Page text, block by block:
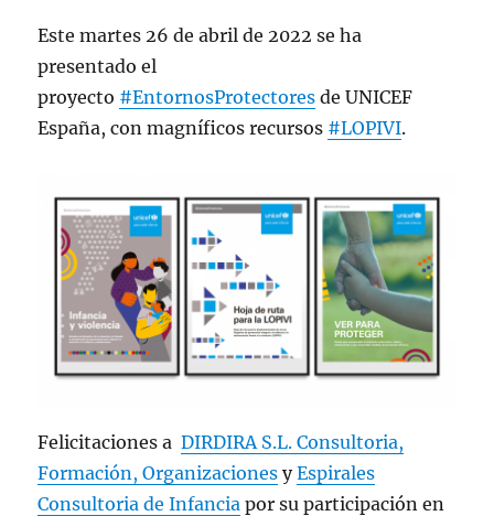
Este martes 26 de abril de 2022 se ha
presentado el
proyecto #EntornosProtectores de UNICEF
España, con magníficos recursos #LOPIVI.
Felicitaciones aDIRDIRA S.L. Consultoria,
Formación, Organizaciones yEspirales
Consultoria de Infancia por su participación en